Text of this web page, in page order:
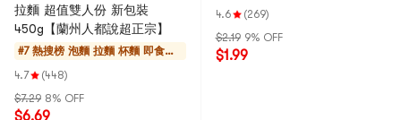
拉麵 超值雙人份 新包裝
450g【蘭州人都說超正宗】
#7 熱搜榜 泡麵 拉麵 杯麵 即食年
糕
4.7
(448)
$7.29 8% OFF
$6.69
4.6
(269)
$2.19 9% OFF
$1.99